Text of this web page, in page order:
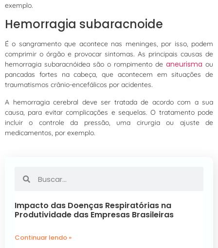
exemplo.
Hemorragia subaracnoide
É o sangramento que acontece nas meninges, por isso, podem
comprimir o órgão e provocar sintomas. As principais causas de
hemorragia subaracnóidea são o rompimento de aneurisma ou
pancadas fortes na cabeça, que acontecem em situações de
traumatismos crânio-encefálicos por acidentes.
A hemorragia cerebral deve ser tratada de acordo com a sua
causa, para evitar complicações e sequelas. O tratamento pode
incluir o controle da pressão, uma cirurgia ou ajuste de
medicamentos, por exemplo.
Impacto das Doenças Respiratórias na
Produtividade das Empresas Brasileiras
Continuar lendo »